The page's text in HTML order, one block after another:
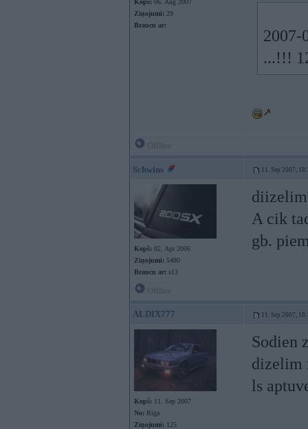
Kopš: 06. Aug 2007
Ziņojumi: 29
Braucu ar:
2007-
...!!!
Schwins 11. Sep 2007,
Kopš: 02. Apr 2006
Ziņojumi: 5480
Braucu ar: s13
diizelim
A cik
gb.
ALDIX777 11. Sep 2007,
Kopš: 11. Sep 2007
No: Rīga
Ziņojumi: 125
Sodien
dizelim
ls